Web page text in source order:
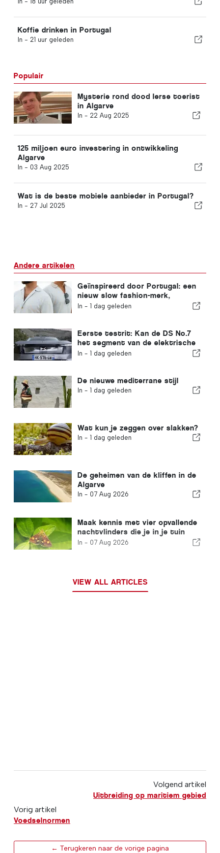
Koffie drinken in Portugal
In - 21 uur geleden
Populair
Mysterie rond dood Ierse toerist
in Algarve
In - 22 Aug 2025
125 miljoen euro investering in ontwikkeling
Algarve
In - 03 Aug 2025
Wat is de beste mobiele aanbieder in Portugal?
In - 27 Jul 2025
Andere artikelen
Geïnspireerd door Portugal: een
nieuw slow fashion-merk,
VEMANO
In - 1 dag geleden
Eerste testrit: Kan de DS No.7
het segment van de elektrische
auto’s op zijn kop zetten?
In - 1 dag geleden
De nieuwe mediterrane stijl
In - 1 dag geleden
Wat kun je zeggen over slakken?
In - 1 dag geleden
De geheimen van de kliffen in de
Algarve
In - 07 Aug 2026
Maak kennis met vier opvallende
nachtvlinders die je in je tuin
kunt spotten
In - 07 Aug 2026
VIEW ALL ARTICLES
Volgend artikel
Uitbreiding op maritiem gebied
Vorig artikel
Voedselnormen
← Terugkeren naar de vorige pagina